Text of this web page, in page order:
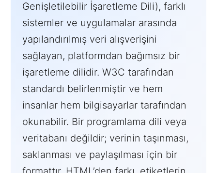
Genişletilebilir İşaretleme Dili), farklı
sistemler ve uygulamalar arasında
yapılandırılmış veri alışverişini
sağlayan, platformdan bağımsız bir
işaretleme dilidir. W3C tarafından
standardı belirlenmiştir ve hem
insanlar hem bilgisayarlar tarafından
okunabilir. Bir programlama dili veya
veritabanı değildir; verinin taşınması,
saklanması ve paylaşılması için bir